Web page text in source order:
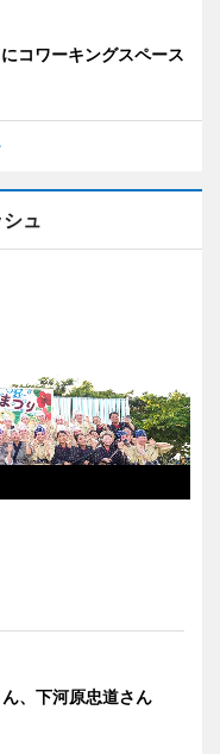
コワーキングスペース
ュ
ん、下河原忠道さん